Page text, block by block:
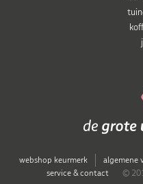
webshop keurmerk algemene
service & contact
©